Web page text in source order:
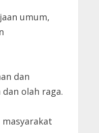
umum,
dan
olah raga.